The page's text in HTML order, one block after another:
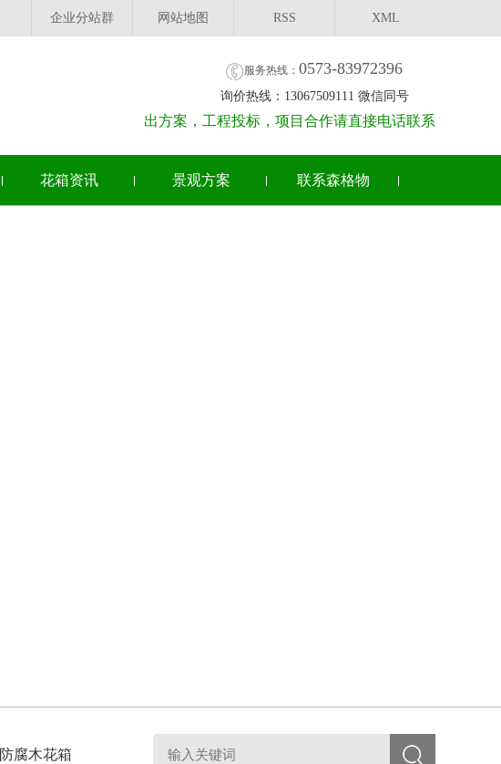
企业分站群 网站地图 RSS XML
服务热线： 0573-83972396
询价热线：13067509111 微信同号
出方案，工程投标，项目合作请直接电话联系
花箱资讯 景观方案 联系森格物
防腐木花箱